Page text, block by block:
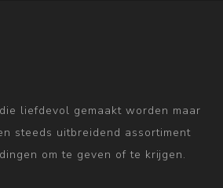
liefdevol gemaakt worden maar
steeds uitbreidend assortiment
om te geven of te krijgen.